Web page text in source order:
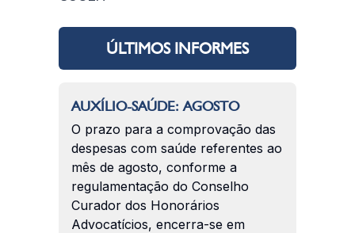
ÚLTIMOS INFORMES
AUXÍLIO-SAÚDE: AGOSTO
O prazo para a comprovação das
despesas com saúde referentes ao
mês de agosto, conforme a
regulamentação do Conselho
Curador dos Honorários
Advocatícios, encerra-se em